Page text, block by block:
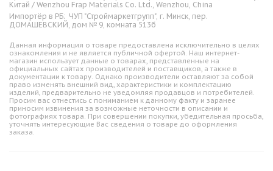
Китай / Wenzhou Frap Materials Co. Ltd., Wenzhou, China
Импортёр в РБ: ЧУП "Строймаркетгрупп", г. Минск, пер.
ДОМАШЕВСКИЙ, дом № 9, комната 513б
Данная информация о товаре предоставлена исключительно в целях
ознакомления и не является публичной офертой. Наш интернет-
магазин использует данные о товарах, представленные на
официальных сайтах производителей и поставщиков, а также в
документации к товару. Однако производители оставляют за собой
право изменять внешний вид, характеристики и комплектацию
изделий, предварительно не уведомляя продавцов и потребителей.
Просим вас отнестись с пониманием к данному факту и заранее
приносим извинения за возможные неточности в описании и
фотографиях товара. При совершении покупки, убедительная просьба,
уточнять интересующие Вас сведения о товаре до оформления
заказа.